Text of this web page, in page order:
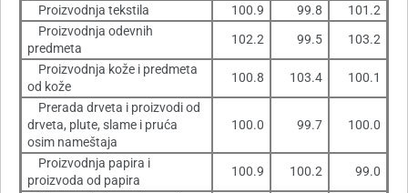
Proizvodnja tekstila 100.9 99.8
101.2
Proizvodnja odevnih
predmeta
102.2 99.5 103.2
Proizvodnja kože i predmeta
od kože
100.8 103.4 100.1
Prerada drveta i proizvodi od
drveta, plute, slame i pruća
osim nameštaja
100.0 99.7 100.0
Proizvodnja papira i
proizvoda od papira
100.9 100.2 99.0